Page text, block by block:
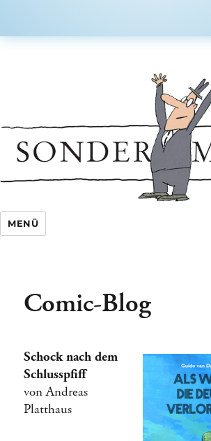
Sondermann e.V.
MENÜ
Comic-Blog
Schock nach dem
Schlusspfiff
von Andreas
Platthaus